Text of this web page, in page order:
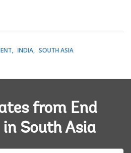
INDIA SOUTH ASIA
from End
South Asia